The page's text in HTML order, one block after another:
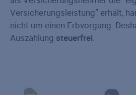
Versicherungsleistung” erhält,
nicht um einen Erbvorgang.
Auszahlung steuerfrei.